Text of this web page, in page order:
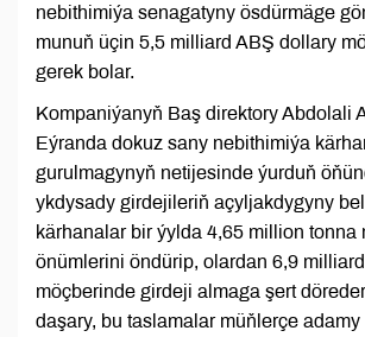
nebithimiýa senagatyny ösdürmäge
munuň üçin 5,5 milliard ABŞ dollary
gerek bolar.
Kompaniýanyň Baş direktory Abdolali
Eýranda dokuz sany nebithimiýa
gurulmagynyň netijesinde ýurduň
ykdysady girdejileriň açyljakdygyny
kärhanalar bir ýylda 4,65 million tonna
önümlerini öndürip, olardan 6,9
möçberinde girdeji almaga şert
daşary, bu taslamalar müňlerçe